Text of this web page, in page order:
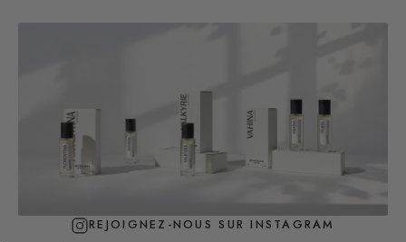
REJOIGNEZ-NOUS SUR INSTAGRAM